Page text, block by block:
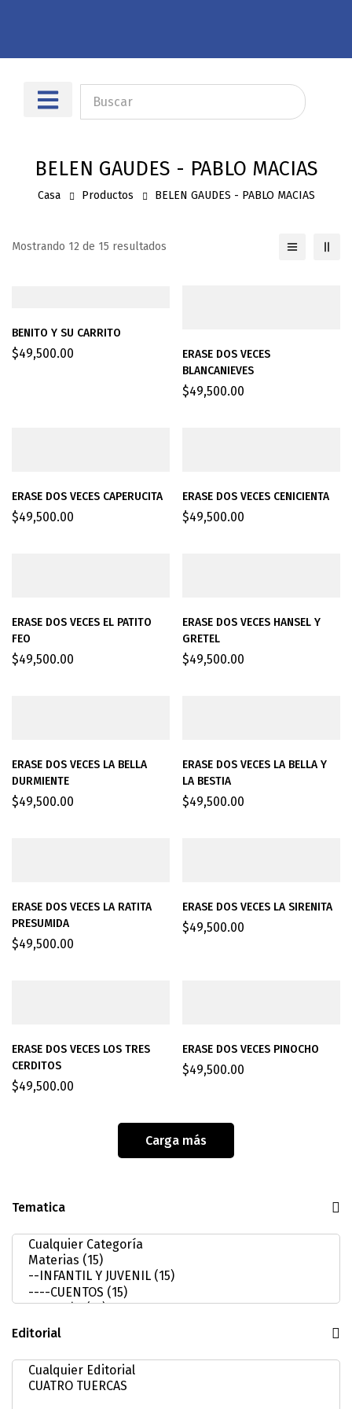
BELEN GAUDES - PABLO MACIAS
Casa Productos BELEN GAUDES - PABLO MACIAS
Tematica
Editorial
Mostrando 12 de 15 resultados
BENITO Y SU CARRITO
$49,500.00
ERASE DOS VECES
BLANCANIEVES
$49,500.00
ERASE DOS VECES CAPERUCITA
$49,500.00
ERASE DOS VECES CENICIENTA
$49,500.00
ERASE DOS VECES EL PATITO
FEO
$49,500.00
ERASE DOS VECES HANSEL Y
GRETEL
$49,500.00
ERASE DOS VECES LA BELLA
DURMIENTE
$49,500.00
ERASE DOS VECES LA BELLA Y
LA BESTIA
$49,500.00
ERASE DOS VECES LA RATITA
PRESUMIDA
$49,500.00
ERASE DOS VECES LA SIRENITA
$49,500.00
ERASE DOS VECES LOS TRES
CERDITOS
$49,500.00
ERASE DOS VECES PINOCHO
$49,500.00
Carga más